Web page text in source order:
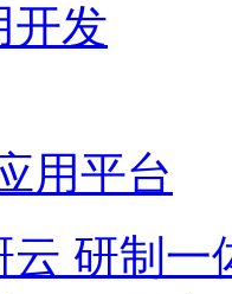
开发
用平台
云 研制